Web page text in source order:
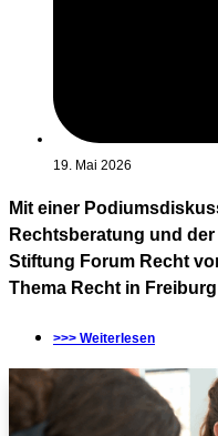
19. Mai 2026
Mit einer
Rechtsberatung und
Stiftung Forum Recht
Thema Recht in
>>> Weiterlesen